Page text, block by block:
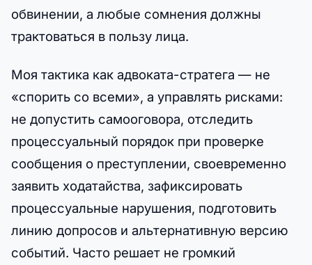
обвинении, а любые сомнения должны
трактоваться в пользу лица.
Моя тактика как адвоката-стратега — не
«спорить со всеми», а управлять рисками:
не допустить самооговора, отследить
процессуальный порядок при проверке
сообщения о преступлении, своевременно
заявить ходатайства, зафиксировать
процессуальные нарушения, подготовить
линию допросов и альтернативную версию
событий. Часто решает не громкий